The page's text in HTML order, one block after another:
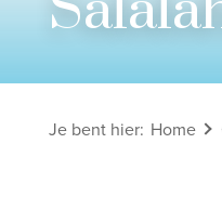
Bekijk alle rondreizen
Ontdek
Huwelijksreis
Je bent hier: Home